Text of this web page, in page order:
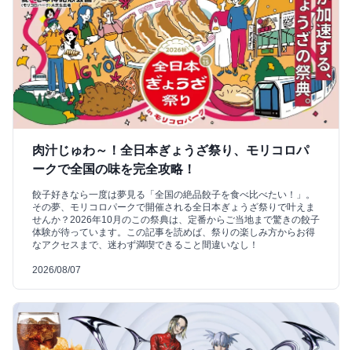
肉汁じゅわ～！全日本ぎょうざ祭り、モリコロパ
ークで全国の味を完全攻略！
餃子好きなら一度は夢見る「全国の絶品餃子を食べ比べたい！」。
その夢、モリコロパークで開催される全日本ぎょうざ祭りで叶えま
せんか？2026年10月のこの祭典は、定番からご当地まで驚きの餃子
体験が待っています。この記事を読めば、祭りの楽しみ方からお得
なアクセスまで、迷わず満喫できること間違いなし！
2026/08/07